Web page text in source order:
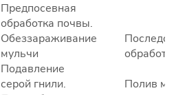
Предпосевная
обработка почвы.
Обеззараживание
мульчи
Подавление
серой гнили.
Полив